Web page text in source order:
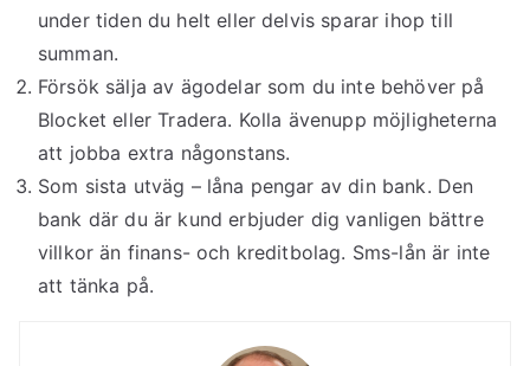
under tiden du helt eller delvis sparar ihop till
summan.
Försök sälja av ägodelar som du inte behöver på
Blocket eller Tradera. Kolla ävenupp möjligheterna
att jobba extra någonstans.
Som sista utväg – låna pengar av din bank. Den
bank där du är kund erbjuder dig vanligen bättre
villkor än finans- och kreditbolag. Sms-lån är inte
att tänka på.